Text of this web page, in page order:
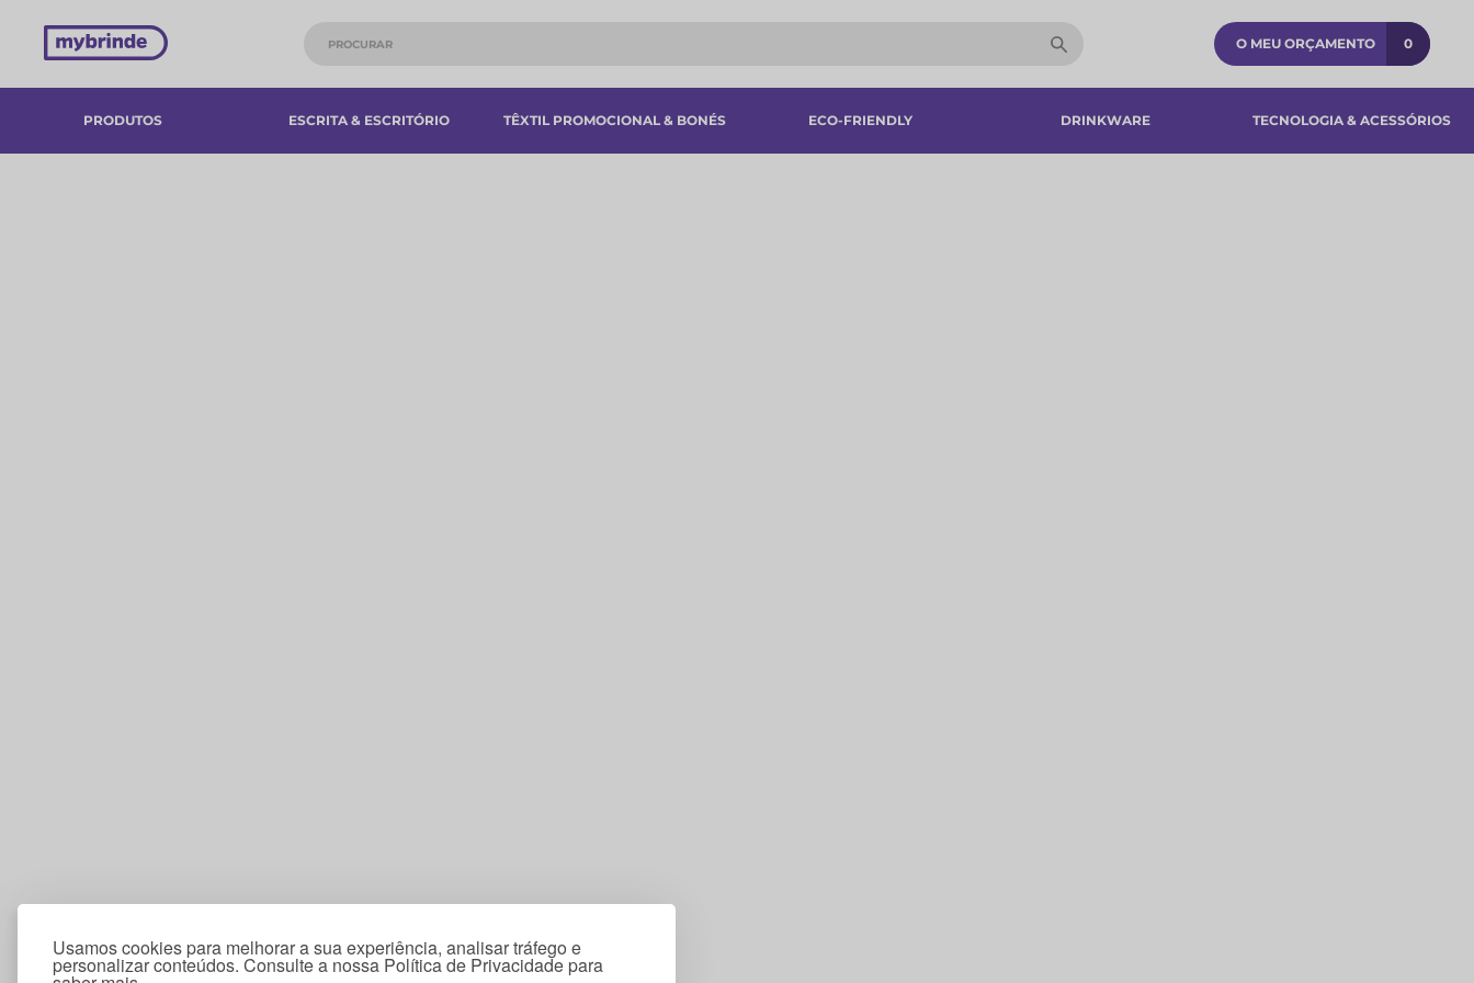
Usamos cookies para melhorar a sua experiência, analisar tráfego e
personalizar conteúdos. Consulte a nossa Política de Privacidade para
O MEU ORÇAMENTO 0
PRODUTOS ESCRITA & ESCRITÓRIO TÊXTIL PROMOCIONAL & BONÉS ECO-FRIENDLY DRINKWARE TECNOLOGIA & ACESSÓRIOS​